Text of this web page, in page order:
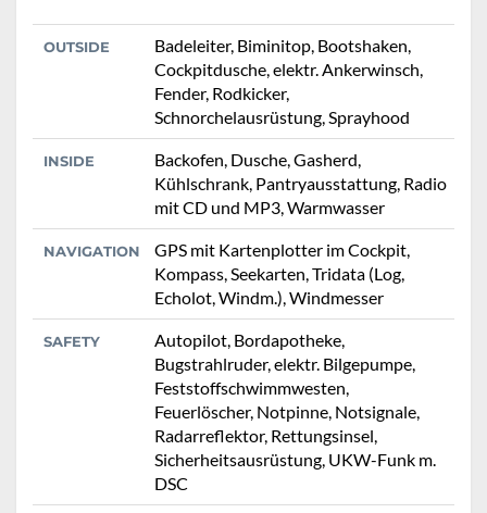
OUTSIDE
Badeleiter, Biminitop, Bootshaken,
Cockpitdusche, elektr. Ankerwinsch,
Fender, Rodkicker,
Schnorchelausrüstung, Sprayhood
INSIDE
Backofen, Dusche, Gasherd,
Kühlschrank, Pantryausstattung, Radio
mit CD und MP3, Warmwasser
NAVIGATION
GPS mit Kartenplotter im Cockpit,
Kompass, Seekarten, Tridata (Log,
Echolot, Windm.), Windmesser
SAFETY
Autopilot, Bordapotheke,
Bugstrahlruder, elektr. Bilgepumpe,
Feststoffschwimmwesten,
Feuerlöscher, Notpinne, Notsignale,
Radarreflektor, Rettungsinsel,
Sicherheitsausrüstung, UKW-Funk m.
DSC